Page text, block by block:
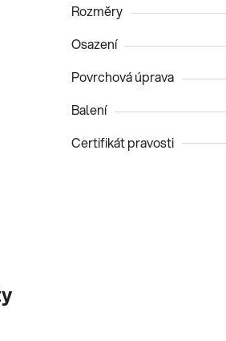
Rozměry
Osazení
Povrchová úprava
Balení
Certifikát pravosti